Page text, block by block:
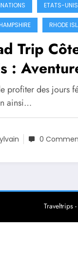
ETATS-UNIS
RHODE
Trip
:
profiter des jours
ainsi…
0
Traveltrips